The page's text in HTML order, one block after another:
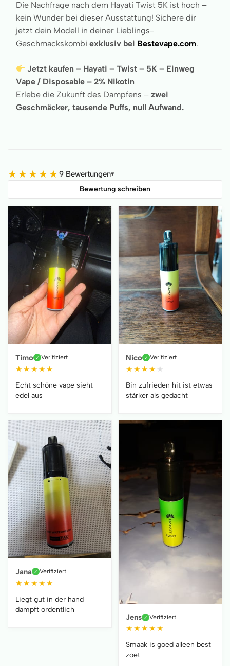
Die Nachfrage nach dem Hayati Twist 5K ist hoch –
kein Wunder bei dieser Ausstattung! Sichere dir
jetzt dein Modell in deiner Lieblings-
Geschmackskombi exklusiv bei Bestevape.com.
Jetzt kaufen – Hayati – Twist – 5K – Einweg
Vape / Disposable – 2% Nikotin
Erlebe die Zukunft des Dampfens – zwei
Geschmäcker, tausende Puffs, null Aufwand.
★★★★★9 Bewertungen▾
Bewertung schreiben
Timo ✓ Verifiziert
★ ★ ★ ★ ★
Echt schöne vape sieht
edel aus
Nico ✓ Verifiziert
★ ★ ★ ★ ★
Bin zufrieden hit ist etwas
stärker als gedacht
Jana ✓ Verifiziert
★ ★ ★ ★ ★
Liegt gut in der hand
dampft ordentlich
Jens ✓ Verifiziert
★ ★ ★ ★ ★
Smaak is goed alleen best
zoet